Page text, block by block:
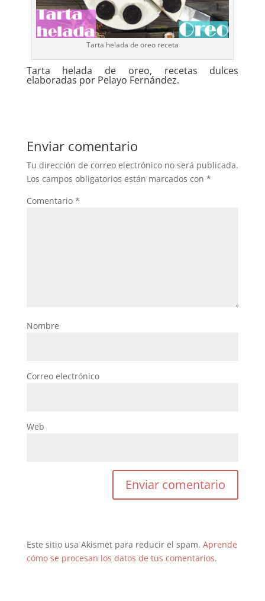
Tarta helada de oreo receta
Tarta helada de oreo, recetas dulces
elaboradas por Pelayo Fernández.
Enviar comentario
Tu dirección de correo electrónico no será publicada.
Los campos obligatorios están marcados con *
Comentario *
Nombre
Correo electrónico
Web
Este sitio usa Akismet para reducir el spam. Aprende
cómo se procesan los datos de tus comentarios.